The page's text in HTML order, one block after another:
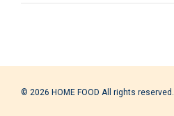
© 2026 HOME FOOD All rights reserved.